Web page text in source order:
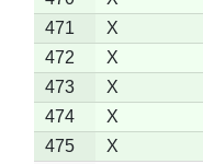
471
X
472
X
473
X
474
X
475
X